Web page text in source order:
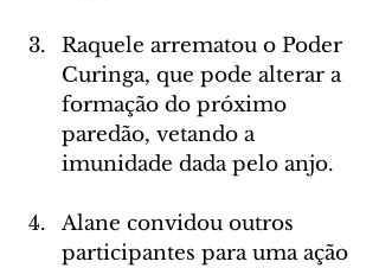
Raquele arrematou o Poder
Curinga, que pode alterar a
formação do próximo
paredão, vetando a
imunidade dada pelo anjo.
Alane convidou outros
participantes para uma ação